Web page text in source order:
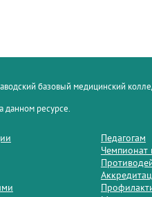
базовый медицинский
ресурсе.
Педагогам
Чемпионат